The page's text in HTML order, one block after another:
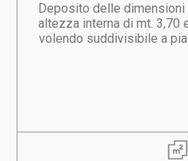
Deposito delle dimensioni
altezza interna di mt. 3,70
volendo suddivisibile a